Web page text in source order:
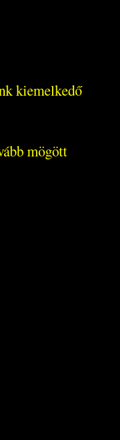
kiemelkedő
mögött